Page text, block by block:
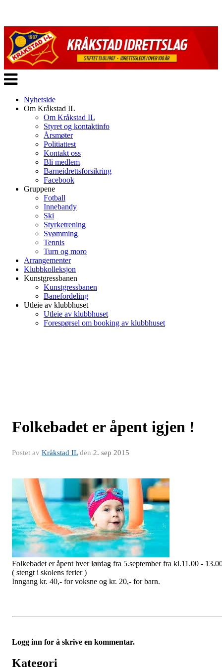
Veksle
navigasjon
Nyhetside
Om Kråkstad IL
Om Kråkstad IL
Styret og kontaktinfo
Årsmøter
Politiattest
Kontakt oss
Bli medlem
Barneidrettsforsikring
Facebook
Gruppene
Fotball
Innebandy
Ski
Styrketrening
Svømming
Tennis
Turn og moro
Arrangementer
Klubbkolleksjon
Kunstgressbanen
Kunstgressbanen
Banefordeling
Utleie av klubbhuset
Utleie av klubbhuset
Forespørsel om booking av klubbhuset
Folkebadet er åpent igjen !
Postet av Kråkstad ILden 2. sep 2015
Folkebadet er åpent hver lørdag fra 5.september fra kl.11.00 -
( stengt i skolens ferier )
Inngang kr. 40,- for voksne og kr. 20,- for barn.
Logg inn for å skrive en kommentar.
Kategori